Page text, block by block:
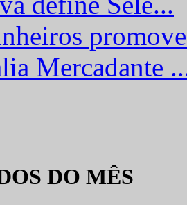
Mercadante
DO MÊS